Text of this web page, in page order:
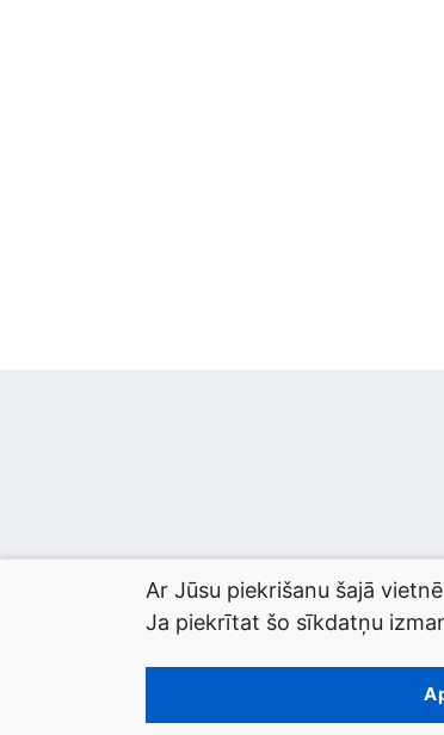
© 2026 termini.gov.lv. Izstrādātājs:
Ar Jūsu piekrišanu šajā
Ja piekrītat šo sīkdatņu